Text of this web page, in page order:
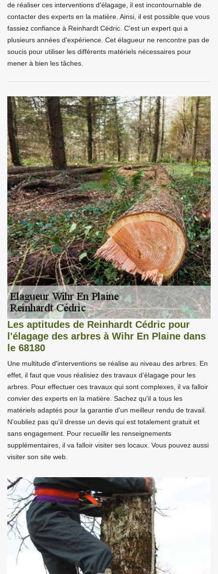
de réaliser ces interventions d'élagage, il est incontournable de
contacter des experts en la matière. Ainsi, il est possible que vous
fassiez confiance à Reinhardt Cédric. C'est un expert qui a
plusieurs années d'expérience. Cet élagueur ne rencontre pas de
soucis pour utiliser les différents matériels nécessaires pour
mener à bien les tâches.
Les aptitudes de Reinhardt Cédric pour
l'élagage des arbres à Wihr En Plaine dans
le 68180
Une multitude d'interventions se réalise au niveau des arbres. En
effet, il faut que vous réalisiez des travaux d'élagage pour les
arbres. Pour effectuer ces travaux qui sont complexes, il va falloir
convier des experts en la matière. Sachez qu'il a tous les
matériels adaptés pour la garantie d'un meilleur rendu de travail.
N'oubliez pas qu'il dresse un devis qui est totalement gratuit et
sans engagement. Pour recueillir les renseignements
supplémentaires, il va falloir visiter ses locaux. Vous pouvez aussi
visiter son site web.